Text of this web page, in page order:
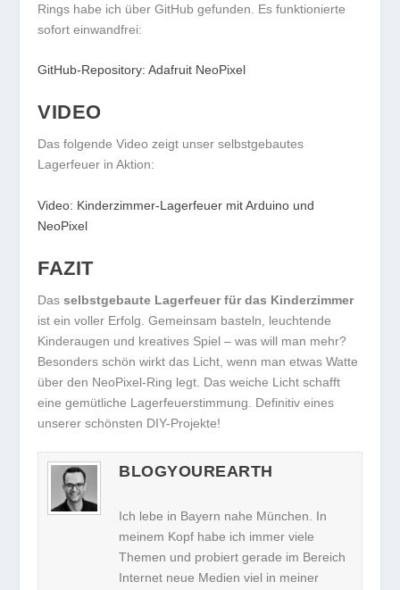
Rings habe ich über GitHub gefunden. Es funktionierte
sofort einwandfrei:
GitHub-Repository: Adafruit NeoPixel
VIDEO
Das folgende Video zeigt unser selbstgebautes
Lagerfeuer in Aktion:
Video: Kinderzimmer-Lagerfeuer mit Arduino und
NeoPixel
FAZIT
Dasselbstgebaute Lagerfeuer für das Kinderzimmer
ist ein voller Erfolg. Gemeinsam basteln, leuchtende
Kinderaugen und kreatives Spiel – was will man mehr?
Besonders schön wirkt das Licht, wenn man etwas Watte
über den NeoPixel-Ring legt. Das weiche Licht schafft
eine gemütliche Lagerfeuerstimmung. Definitiv eines
unserer schönsten DIY-Projekte!
BLOGYOUREARTH
Ich lebe in Bayern nahe München. In
meinem Kopf habe ich immer viele
Themen und probiert gerade im Bereich
Internet neue Medien viel in meiner